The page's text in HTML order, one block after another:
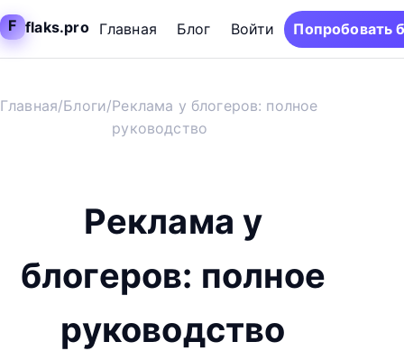
F flaks.pro Главная Блог Войти Попробовать
Главная/Блоги/Реклама у блогеров: полное
руководство
Реклама у
блогеров: полное
руководство